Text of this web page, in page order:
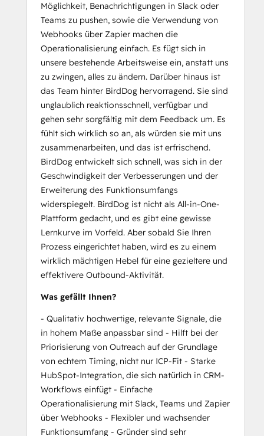
Möglichkeit, Benachrichtigungen in Slack oder
Teams zu pushen, sowie die Verwendung von
Webhooks über Zapier machen die
Operationalisierung einfach. Es fügt sich in
unsere bestehende Arbeitsweise ein, anstatt uns
zu zwingen, alles zu ändern. Darüber hinaus ist
das Team hinter BirdDog hervorragend. Sie sind
unglaublich reaktionsschnell, verfügbar und
gehen sehr sorgfältig mit dem Feedback um. Es
fühlt sich wirklich so an, als würden sie mit uns
zusammenarbeiten, und das ist erfrischend.
BirdDog entwickelt sich schnell, was sich in der
Geschwindigkeit der Verbesserungen und der
Erweiterung des Funktionsumfangs
widerspiegelt. BirdDog ist nicht als All-in-One-
Plattform gedacht, und es gibt eine gewisse
Lernkurve im Vorfeld. Aber sobald Sie Ihren
Prozess eingerichtet haben, wird es zu einem
wirklich mächtigen Hebel für eine gezieltere und
effektivere Outbound-Aktivität.
Was gefällt Ihnen?
- Qualitativ hochwertige, relevante Signale, die
in hohem Maße anpassbar sind - Hilft bei der
Priorisierung von Outreach auf der Grundlage
von echtem Timing, nicht nur ICP-Fit - Starke
HubSpot-Integration, die sich natürlich in CRM-
Workflows einfügt - Einfache
Operationalisierung mit Slack, Teams und Zapier
über Webhooks - Flexibler und wachsender
Funktionsumfang - Gründer sind sehr